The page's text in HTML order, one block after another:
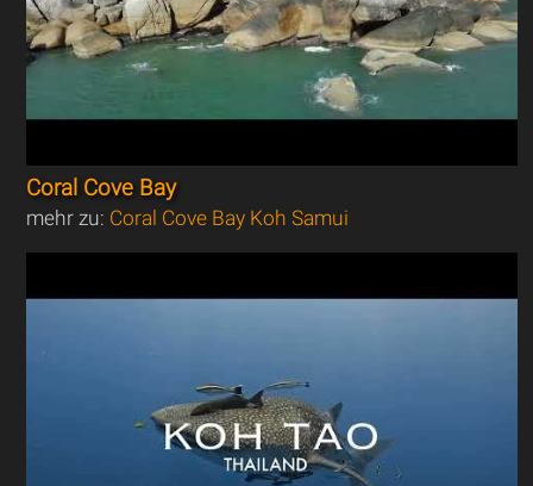
Coral Cove Bay
mehr zu: Coral Cove Bay Koh Samui